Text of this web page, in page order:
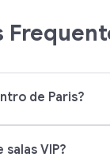
de Paris?
VIP?